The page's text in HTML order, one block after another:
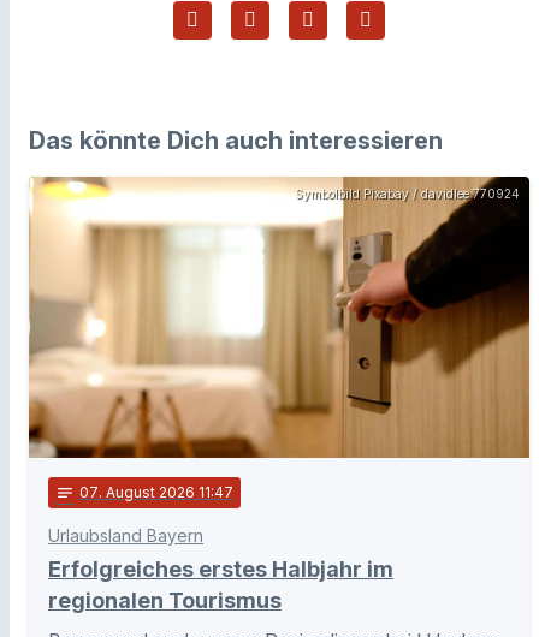
Das könnte Dich auch interessieren
Symbolbild Pixabay / davidlee 770924
notes 07. August 2026 11:47
Urlaubsland Bayern
Erfolgreiches erstes Halbjahr im
regionalen Tourismus